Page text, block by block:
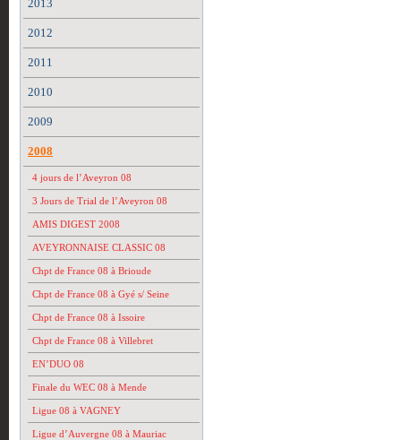
2013
2012
2011
2010
2009
2008
4 jours de l’Aveyron 08
3 Jours de Trial de l’Aveyron 08
AMIS DIGEST 2008
AVEYRONNAISE CLASSIC 08
Chpt de France 08 à Brioude
Chpt de France 08 à Gyé s/ Seine
Chpt de France 08 à Issoire
Chpt de France 08 à Villebret
EN’DUO 08
Finale du WEC 08 à Mende
Ligue 08 à VAGNEY
Ligue d’Auvergne 08 à Mauriac